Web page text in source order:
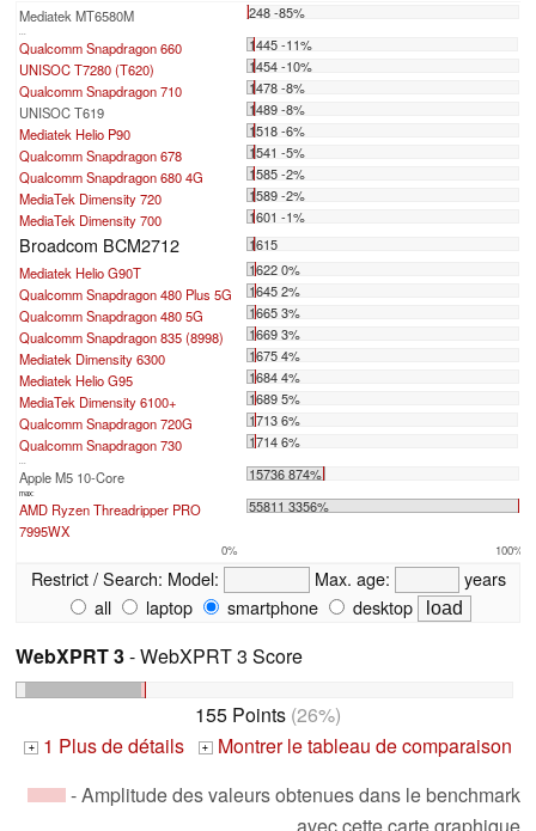
Mediatek MT6580M 248 -85%
...
Qualcomm Snapdragon 660
1445 -11%
UNISOC T7280 (T620)
1454 -10%
Qualcomm Snapdragon 710
1478 -8%
UNISOC T619
1489 -8%
Mediatek Helio P90
1518 -6%
Qualcomm Snapdragon 678
1541 -5%
Qualcomm Snapdragon 680 4G
1585 -2%
MediaTek Dimensity 720
1589 -2%
MediaTek Dimensity 700
1601 -1%
Broadcom BCM2712
1615
Mediatek Helio G90T
1622 0%
Qualcomm Snapdragon 480 Plus 5G
1645 2%
Qualcomm Snapdragon 480 5G
1665 3%
Qualcomm Snapdragon 835 (8998)
1669 3%
Mediatek Dimensity 6300
1675 4%
Mediatek Helio G95
1684 4%
MediaTek Dimensity 6100+
1689 5%
Qualcomm Snapdragon 720G
1713 6%
Qualcomm Snapdragon 730
1714 6%
...
Apple M5 10-Core 15736 874%
max:
AMD Ryzen Threadripper PRO
7995WX
55811 3356%
0% 100%
Restrict / Search: Model: Max. age:
years
all
laptop smartphone desktop
WebXPRT 3- WebXPRT 3 Score
155 Points (26%)
+ 1 Plus de détails + Montrer le tableau de comparaison
- Amplitude des valeurs obtenues dans le benchmark
avec cette carte graphique